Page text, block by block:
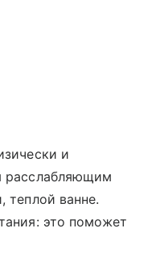
и
расслабляющим
теплой ванне.
это поможет